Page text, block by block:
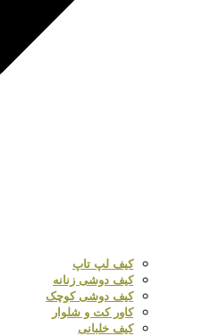
کیف لپ تاپ
کیف دوشی زنانه
کیف دوشی کوچک
کاور کت و شلوار
کیف خلبانی